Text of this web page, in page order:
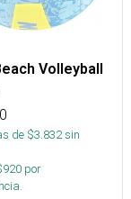
Volleyball
de $3.832sin
920 por